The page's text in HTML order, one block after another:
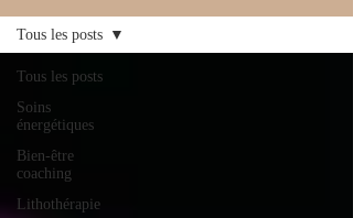
Tous les posts
Soins
énergétiques
Bien-être
coaching
Lithothérapie
Tous les posts